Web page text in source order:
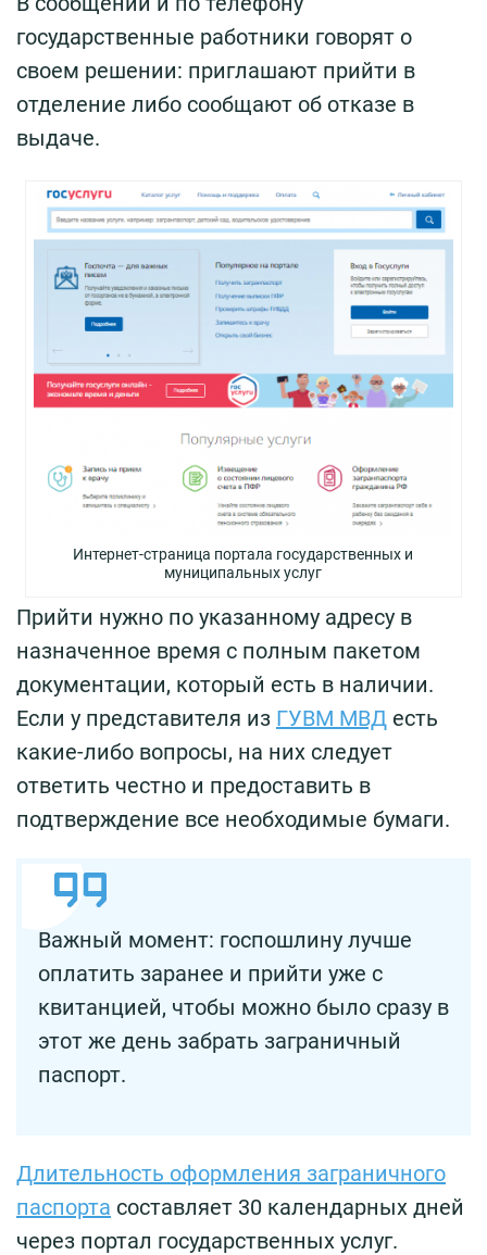
государственные работники говорят о
своем решении: приглашают прийти в
отделение либо сообщают об отказе в
выдаче.
Интернет-страница портала государственных и
муниципальных услуг
Прийти нужно по указанному адресу в
назначенное время с полным пакетом
документации, который есть в наличии.
Если у представителя из ГУВМ МВД есть
какие-либо вопросы, на них следует
ответить честно и предоставить в
подтверждение все необходимые бумаги.
Важный момент: госпошлину лучше
оплатить заранее и прийти уже с
квитанцией, чтобы можно было сразу в
этот же день забрать заграничный
паспорт.
Длительность оформления заграничного
паспорта составляет 30 календарных дней
через портал государственных услуг.